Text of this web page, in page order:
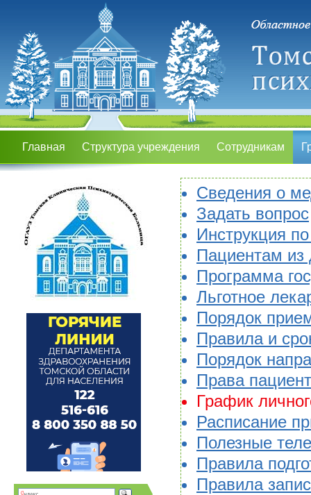
Главная Структура учреждения Сотрудникам
Сведения о
Задать вопрос
Инструкция
Пациентам из
Программа
Льготное
Порядок
Правила и
Порядок
Права
График
Расписание
Полезные
Правила
Правила